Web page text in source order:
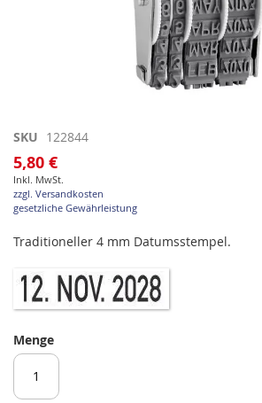
Zum
Anfang
der
Bildgalerie
springen
SKU 122844
5,80 €
Inkl. MwSt.
zzgl. Versandkosten
gesetzliche Gewährleistung
Traditioneller 4 mm Datumsstempel.
Menge